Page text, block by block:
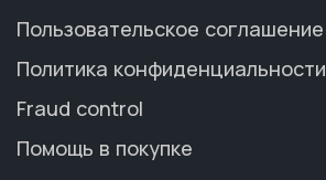
Пользовательское соглашение
Политика конфиденциальности
Fraud control
Помощь в покупке